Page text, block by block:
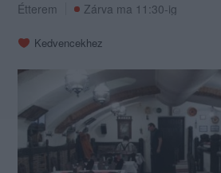
Étterem
Zárva ma 11:30-ig
Kedvencekhez